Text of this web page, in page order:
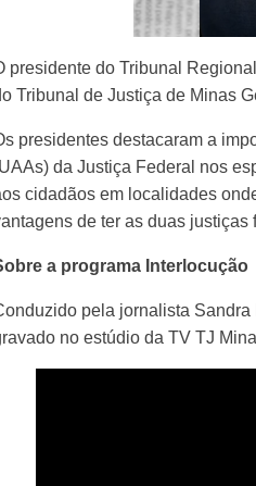
presidente do Tribunal
Tribunal de Justiça de Minas
presidentes destacaram a
da Justiça Federal nos
cidadãos em localidades
de ter as duas
a programa Interlocução
pela jornalista
no estúdio da TV TJ